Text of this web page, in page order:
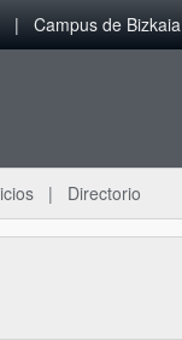
Campus de Bizkaia
Directorio